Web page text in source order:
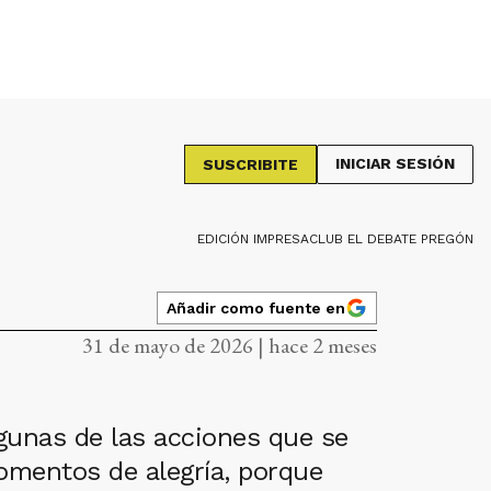
SUSCRIBITE INICIAR SESIÓN
EDICIÓN IMPRESACLUB EL DEBATE PREGÓN
Añadir como fuente en
31 de mayo de 2026 | hace 2 meses
de las acciones que se
de alegría, porque